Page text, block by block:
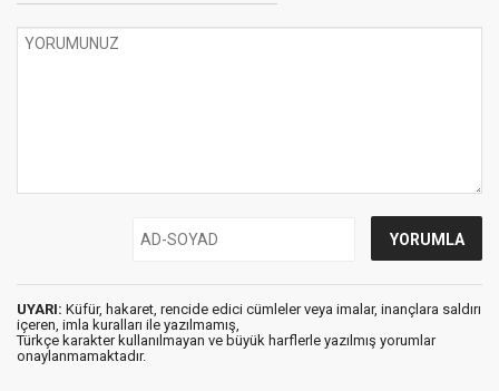
UYARI: Küfür, hakaret, rencide edici cümleler veya imalar, inançlara saldırı
içeren, imla kuralları ile yazılmamış,
Türkçe karakter kullanılmayan ve büyük harflerle yazılmış yorumlar
onaylanmamaktadır.